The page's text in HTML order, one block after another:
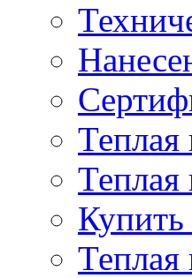
Теплая
Теплая
Теплая